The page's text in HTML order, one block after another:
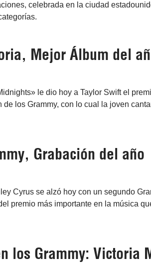
celebrada en la ciudad
Mejor Álbum del
le dio hoy a Taylor Swift el
los Grammy, con lo cual la joven
Grabación del año
Cyrus se alzó hoy con un segundo
premio más importante en la música
los Grammy: Victoria